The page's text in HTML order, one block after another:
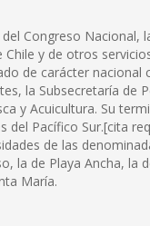
Congreso Nacional,
Chile y de otros
de carácter nacional
la Subsecretaría de
y Acuicultura. Su
del Pacífico Sur.[cita
de las
la de Playa Ancha, la
María.